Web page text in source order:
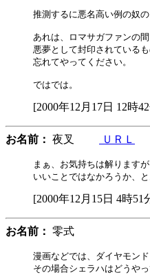
推測するに悪名高い例の奴
あれは、ロマサガファンの
悪夢として封印されているも
忘れてやってください。
[2000年12月17日 12時
お名前： 夜叉 ＵＲＬ
まぁ、お気持ちは解ります
[2000年12月15日 4時51
お名前： 零式
漫画などでは、ダイヤモン
その場合シェラハはどうや